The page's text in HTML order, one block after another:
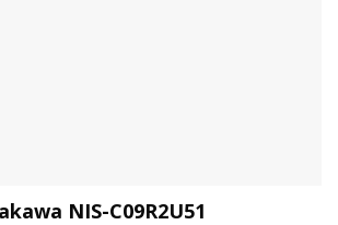
NIS-C09R2U51